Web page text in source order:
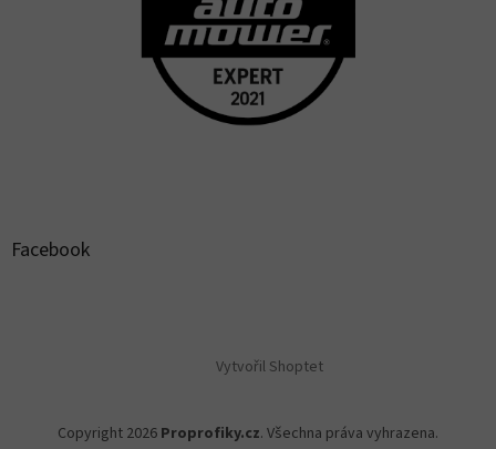
Facebook
Vytvořil Shoptet
Copyright 2026 Proprofiky.cz. Všechna práva vyhrazena.